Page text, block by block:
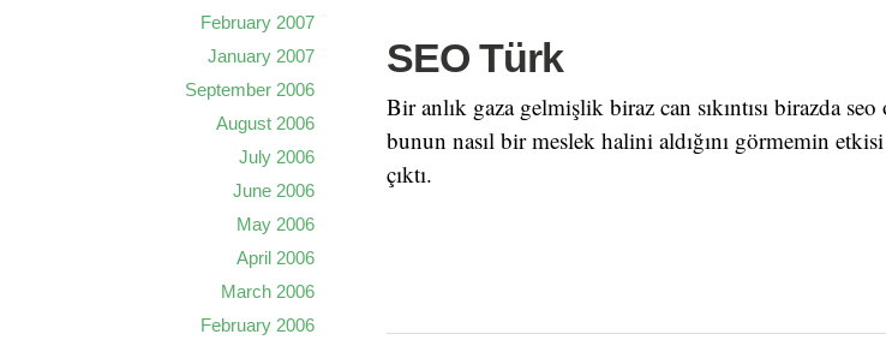
SEO Türk
Bir anlık gaza gelmişlik biraz can sıkıntısı birazda
bunun nasıl bir meslek halini aldığını görmemin
çıktı.
February 2007
January 2007
September 2006
August 2006
July 2006
June 2006
May 2006
April 2006
March 2006
February 2006